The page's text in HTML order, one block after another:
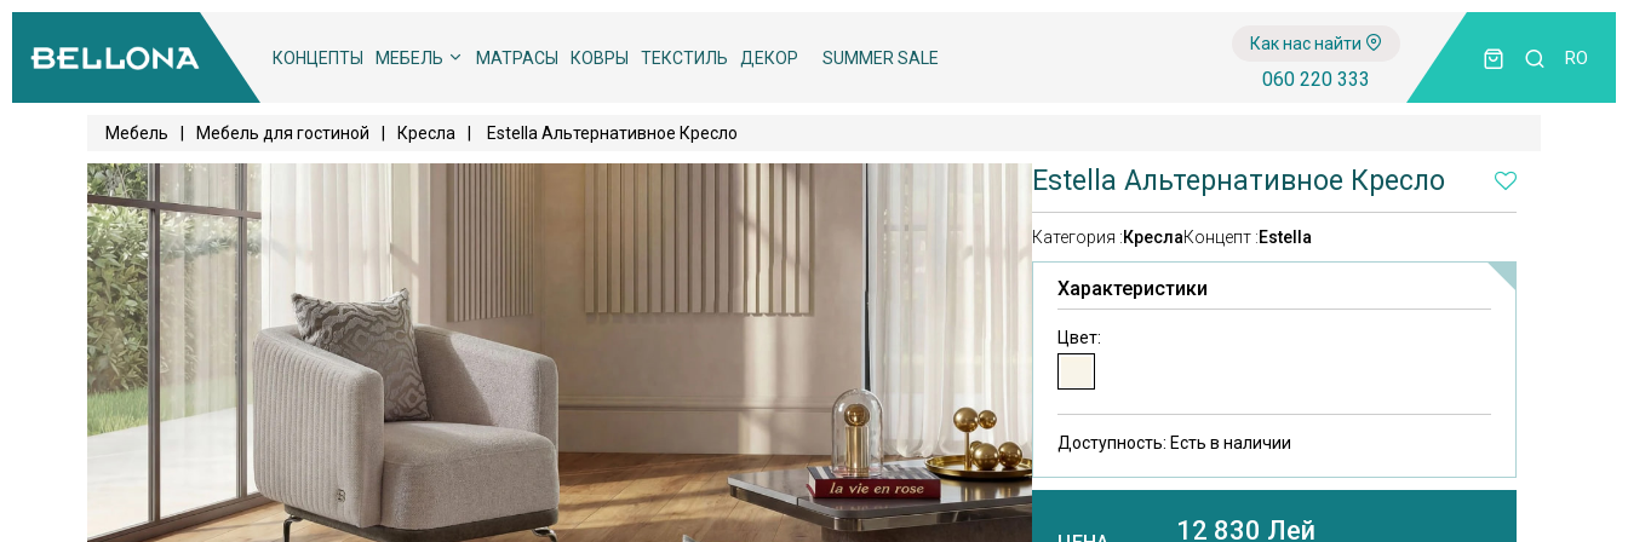
КОНЦЕПТЫ МЕБЕЛЬ МАТРАСЫ КОВРЫ ТЕКСТИЛЬ ДЕКОР SUMMER SALE
Как нас найти
060 220 333
RO
Мебель Мебель для гостиной Кресла Estella Альтернативное Кресло
Estella Альтернативное Кресло
Категория :КреслаКонцепт :Estella
Характеристики
Цвет:
Доступность: Есть в наличии
12 830 Лей